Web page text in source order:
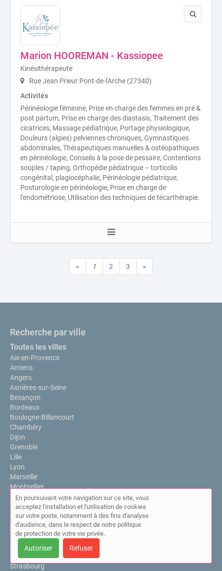
Marion HOOREMAN - Kassiopee
Kinésithérapeute
Rue Jean Prieur Pont-de-l'Arche (27340)
Activités
Périnéologie féminine, Prise en charge des femmes en pré &
post partum, Prise en charge des diastasis, Traitement des
cicatrices, Massage pédiatrique, Portage physiologique,
Douleurs (algies) pelviennes chroniques, Gymnastiques
abdominales, Thérapeutiques manuelles & ostéopathiques
en périnéologie, Conseils à la pose de pessaire, Contentions
souples / taping, Orthopédie pédiatrique – torticolis
congénital, plagiocéphalie, Périnéologie pédiatrique,
Posturologie en périnéologie, Prise en charge de
l'endométriose, Utilisation des techniques de técarthérapie.
« 1 2 3 »
Recherche par ville
Toutes les villes
Aix-en-Provence
Amiens
Angers
Asnières-sur-Seine
Besançon
Bordeaux
Boulogne-Billancourt
Chambéry
Dijon
Grenoble
Lille
Lyon
Marseille
Montpellier
Nantes
Nice
Paris 15
Rennes
Roubaix
Saint-Denis
Saint-Pierre
Strasbourg
En poursuivant votre navigation sur ce site, vous
acceptez l'installation et l'utilisation de cookies
sur votre poste, notamment à des fins d'analyse
d'audience, dans le respect de notre politique
de protection de votre vie privée.
Autoriser Refuser